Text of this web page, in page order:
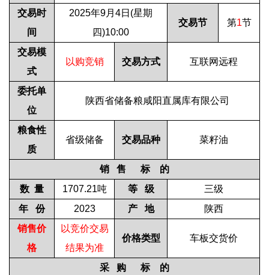
交易时
间
2025年9月 4日 (星期
四)10:00
交易节 第1节
交易模
式
以购竞销 交易方式 互联网远程
委托单
位
陕西省储备粮咸阳直属库有限公司
粮食性
质
省级储备 交易品种 菜籽油
销
售 标 的
数 量 1707.21吨 等 级
三级
年
份 2023 产 地
陕西
销售价
格
以竞价交易
结果为准
价格类型 车板交货价
采
购 标 的